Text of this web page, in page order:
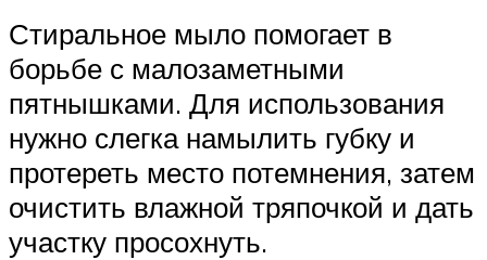
Стиральное мыло помогает в
борьбе с малозаметными
пятнышками. Для использования
нужно слегка намылить губку и
протереть место потемнения, затем
очистить влажной тряпочкой и дать
участку просохнуть.